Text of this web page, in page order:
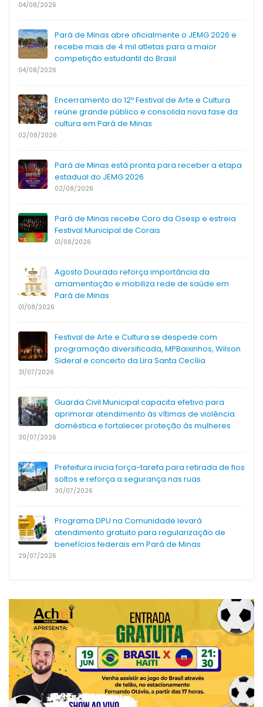
04/08/2026
Pará de Minas abre oficialmente o JEMG 2026 e
recebe mais de 4 mil atletas para a maior
competição estudantil do Brasil
04/08/2026
Encerramento do 12º Festival de Arte e Cultura
reúne grande público e consolida nova fase da
cultura em Pará de Minas
02/08/2026
Pará de Minas está pronta para receber a etapa
estadual do JEMG 2026
02/08/2026
Pará de Minas recebe Coro da Osesp e estreia
Festival Municipal de Corais
01/08/2026
Agosto Dourado reforça importância da
amamentação e mobiliza rede de saúde em
Pará de Minas
01/08/2026
Festival de Arte e Cultura se despede com
programação diversificada, MPBaixinhos, Wilson
Sideral e concerto da Lira Santa Cecília
31/07/2026
Guarda Civil Municipal capacita efetivo para
aprimorar atendimento às vítimas de violência
doméstica e fortalecer proteção às mulheres
30/07/2026
Prefeitura inicia força-tarefa para retirada de fios
soltos e reforça a segurança nas ruas
30/07/2026
Programa DPU na Comunidade levará
atendimento gratuito para regularização de
benefícios federais em Pará de Minas
29/07/2026